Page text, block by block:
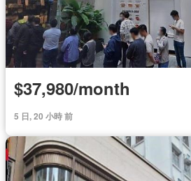
$37,980/month
5 日, 20 小時 前